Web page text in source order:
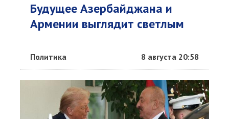
Будущее Азербайджана и
Армении выглядит светлым
Политика 8 августа 20:58